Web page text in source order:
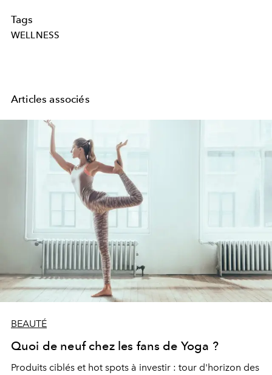
Tags
WELLNESS
Articles associés
BEAUTÉ
Quoi de neuf chez les fans de Yoga ?
Produits ciblés et hot spots à investir : tour d'horizon des